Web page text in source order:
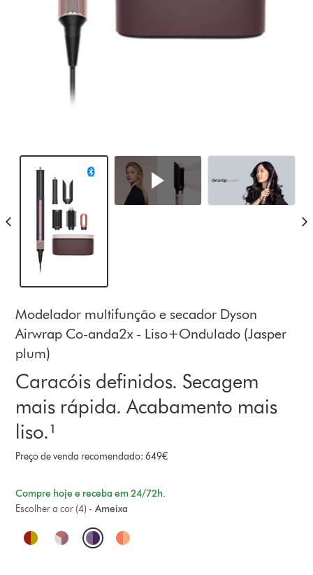
Modelador multifunção e secador Dyson
Airwrap Co-anda2x - Liso+Ondulado (Jasper
plum)
Caracóis definidos. Secagem
mais rápida. Acabamento mais
liso.¹
Preço de venda recomendado: 649€
Compre hoje e receba em 24/72h.
Ameixa
Escolher a cor (4) -
O